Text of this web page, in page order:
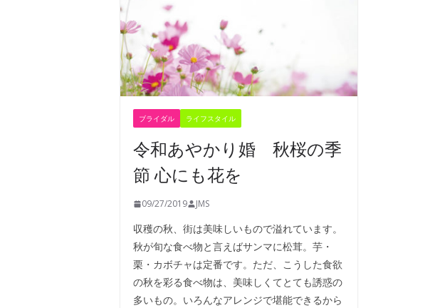
ブライダル ライフスタイル
令和あやかり婚 秋桜の季
節 心にも花を
09/27/2019 JMS
収穫の秋、街は美味しいもので溢れています。
秋が旬な食べ物と言えばサンマに松茸。芋・
栗・カボチャは定番です。ただ、こうした食欲
の秋を彩る食べ物は、美味しくてとても誘惑の
多いもの。いろんなアレンジで堪能できるから